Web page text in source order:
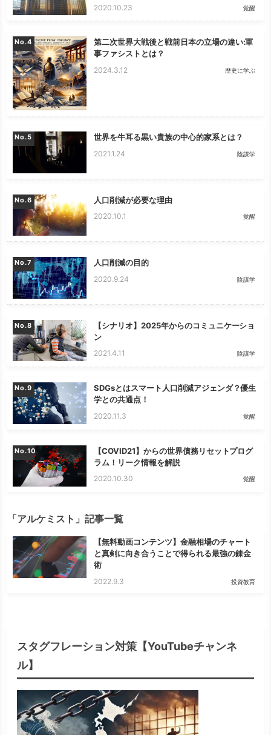
2020.10.23 覚醒
No.
第二次世界大戦後と戦前日本の立場の違い:軍
事ファシストとは？
2024.3.12 歴史に学ぶ
No. 世界を牛耳る黒い貴族の中心的家系とは？
2021.1.24 陰謀学
No. 人口削減が必要な理由
2020.10.1 覚醒
No. 人口削減の目的
2020.9.24 陰謀学
No.
【シナリオ】2025年からのコミュニケーショ
ン
2021.4.11 陰謀学
No.
SDGsとはスマート人口削減アジェンダ？優生
学との共通点！
2020.11.3 覚醒
No.
【COVID21】からの世界債務リセットプログ
ラム！リーク情報を解説
2020.10.30 覚醒
「アルケミスト」記事一覧
【無料動画コンテンツ】金融相場のチャート
と真剣に向き合うことで得られる最強の錬金
術
2022.9.3 投資教育
スタグフレーション対策【YouTubeチャンネ
ル】